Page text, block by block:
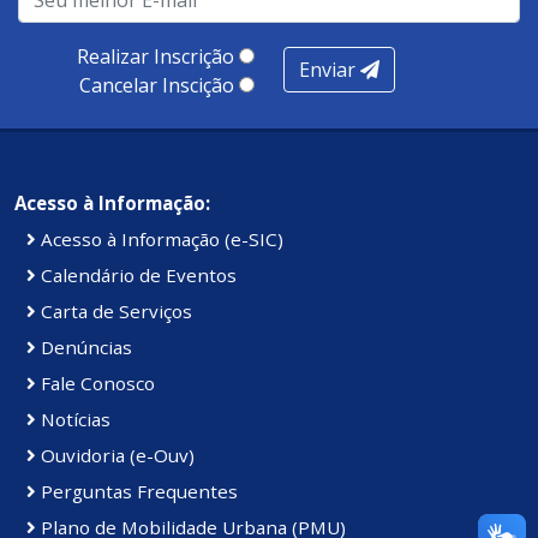
produtividade. Somados, todos as categorias totalizam
Kennedy.Realizar Inscrição
Cancelar Inscição
Enviar
Acesso à Informação:
Acesso à Informação (e-SIC)
Calendário de Eventos
Carta de Serviços
Denúncias
Fale Conosco
Notícias
Ouvidoria (e-Ouv)
Perguntas Frequentes
Plano de Mobilidade Urbana (PMU)